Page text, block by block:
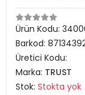
Ürün Kodu:
Barkod:
Üretici Kodu:
Marka: TRUST
Stok: Stokta yok